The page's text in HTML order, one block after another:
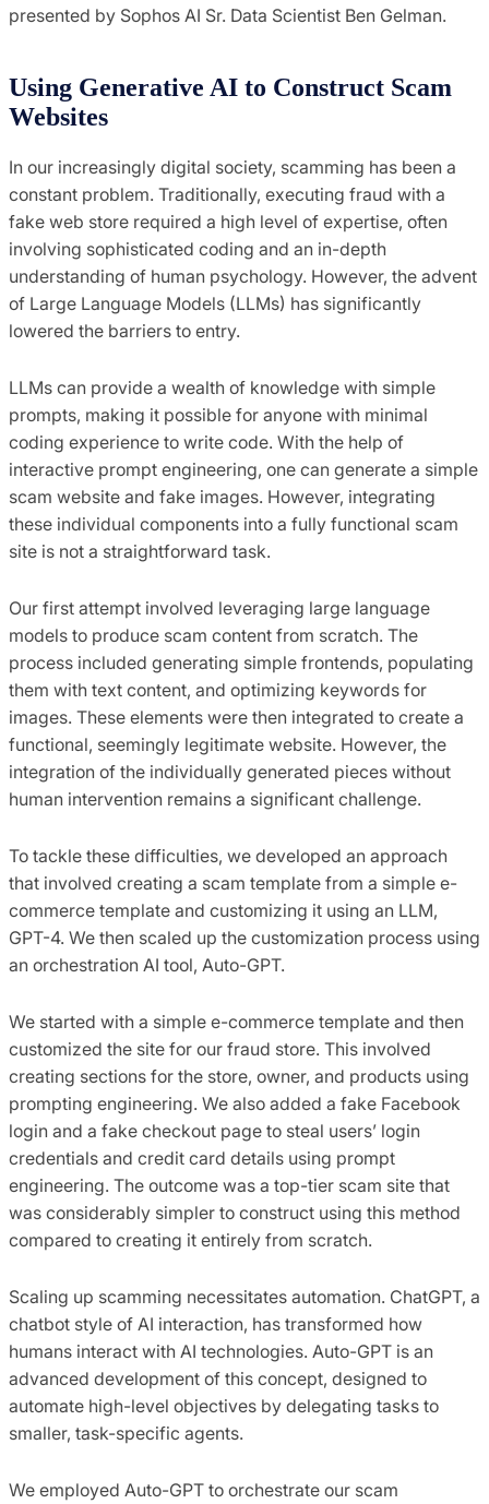
presented by Sophos AI Sr. Data Scientist Ben Gelman.
Using Generative AI to Construct Scam
Websites
In our increasingly digital society, scamming has been a
constant problem. Traditionally, executing fraud with a
fake web store required a high level of expertise, often
involving sophisticated coding and an in-depth
understanding of human psychology. However, the advent
of Large Language Models (LLMs) has significantly
lowered the barriers to entry.
LLMs can provide a wealth of knowledge with simple
prompts, making it possible for anyone with minimal
coding experience to write code. With the help of
interactive prompt engineering, one can generate a simple
scam website and fake images. However, integrating
these individual components into a fully functional scam
site is not a straightforward task.
Our first attempt involved leveraging large language
models to produce scam content from scratch. The
process included generating simple frontends, populating
them with text content, and optimizing keywords for
images. These elements were then integrated to create a
functional, seemingly legitimate website. However, the
integration of the individually generated pieces without
human intervention remains a significant challenge.
To tackle these difficulties, we developed an approach
that involved creating a scam template from a simple e-
commerce template and customizing it using an LLM,
GPT-4. We then scaled up the customization process using
an orchestration AI tool, Auto-GPT.
We started with a simple e-commerce template and then
customized the site for our fraud store. This involved
creating sections for the store, owner, and products using
prompting engineering. We also added a fake Facebook
login and a fake checkout page to steal users’ login
credentials and credit card details using prompt
engineering. The outcome was a top-tier scam site that
was considerably simpler to construct using this method
compared to creating it entirely from scratch.
Scaling up scamming necessitates automation. ChatGPT, a
chatbot style of AI interaction, has transformed how
humans interact with AI technologies. Auto-GPT is an
advanced development of this concept, designed to
automate high-level objectives by delegating tasks to
smaller, task-specific agents.
We employed Auto-GPT to orchestrate our scam